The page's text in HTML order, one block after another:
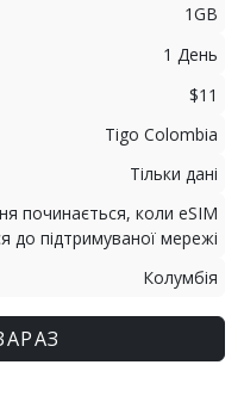
1GB
1 День
$11
Tigo Colombia
Тільки дані
починається, коли eSIM
до підтримуваної мережі
Колумбія